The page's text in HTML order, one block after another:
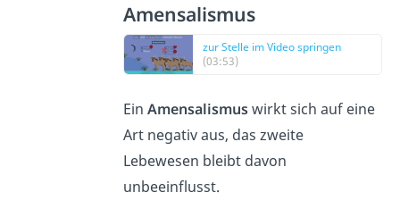
Amensalismus
zur Stelle im Video springen
(03:53)
EinAmensalismuswirkt sich auf eine
Art negativ aus, das zweite
Lebewesen bleibt davon
unbeeinflusst.